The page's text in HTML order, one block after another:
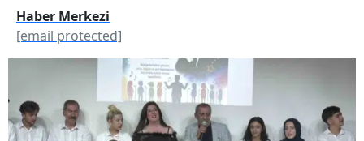
Haber Merkezi
[email protected]